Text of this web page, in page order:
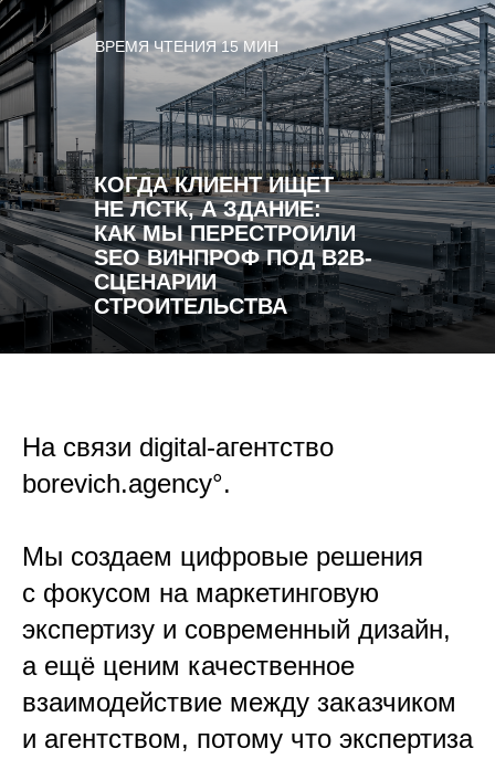
КОГДА КЛИЕНТ ИЩЕТ
НЕ ЛСТК, А ЗДАНИЕ:
КАК МЫ ПЕРЕСТРОИЛИ
SEO ВИНПРОФ ПОД B2B-
СЦЕНАРИИ
СТРОИТЕЛЬСТВА
ВРЕМЯ ЧТЕНИЯ 15 МИН
На связи digital-агентство
borevich.agency°.
Мы создаем цифровые решения
с фокусом на маркетинговую
экспертизу и современный дизайн,
а ещё ценим качественное
взаимодействие между заказчиком
и агентством, потому что экспертиза